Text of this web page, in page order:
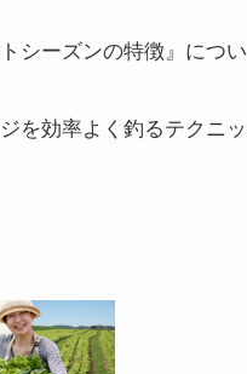
シーズンの特徴』につい
を効率よく釣るテクニ